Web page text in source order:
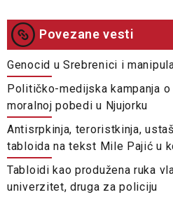
Povezane vesti
Genocid u Srebrenici i
Političko-medijska kampanja
moralnoj pobedi u Njujorku
Antisrpkinja, teroristkinja,
tabloida na tekst Mile Pajić u
Tabloidi kao produžena ruka
univerzitet, druga za policiju